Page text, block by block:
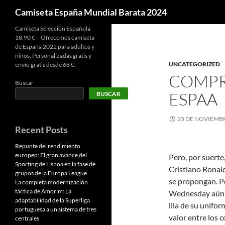
Camiseta España Mundial Barata 2024
UNCATEGORIZED
ESPAA
25 DE
Pero, por
Cristiano
se propongan.
Wednesday
lila de su
valor entre los
Camiseta Selección Española
18,90 € – Ofrecemos camiseta
de España 2022 para adultos y
niños. Personalizadas gratis y
envío gratis desde 68 €.
Buscar
BUSCAR
Recent Posts
Repunte del rendimiento
europeo: El gran avance del
Sporting de Lisboa en la fase de
grupos de la Europa League
La completa modernización
táctica de Amorim: La
adaptabilidad de la Superliga
portuguesa a un sistema de tres
centrales